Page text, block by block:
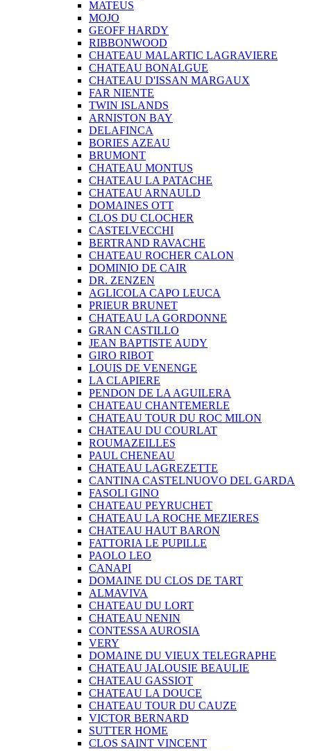
MATEUS
MOJO
GEOFF HARDY
RIBBONWOOD
CHATEAU MALARTIC LAGRAVIERE
CHATEAU BONALGUE
CHATEAU D'ISSAN MARGAUX
FAR NIENTE
TWIN ISLANDS
ARNISTON BAY
DELAFINCA
BORIES AZEAU
BRUMONT
CHATEAU MONTUS
CHATEAU LA PATACHE
CHATEAU ARNAULD
DOMAINES OTT
CLOS DU CLOCHER
CASTELVECCHI
BERTRAND RAVACHE
CHATEAU ROCHER CALON
DOMINIO DE CAIR
DR. ZENZEN
AGLICOLA CAPO LEUCA
PRIEUR BRUNET
CHATEAU LA GORDONNE
GRAN CASTILLO
JEAN BAPTISTE AUDY
GIRO RIBOT
LOUIS DE VENENGE
LA CLAPIERE
PENDON DE LA AGUILERA
CHATEAU CHANTEMERLE
CHATEAU TOUR DU ROC MILON
CHATEAU DU COURLAT
ROUMAZEILLES
PAUL CHENEAU
CHATEAU LAGREZETTE
CANTINA CASTELNUOVO DEL GARDA
FASOLI GINO
CHATEAU PEYRUCHET
CHATEAU LA ROCHE MEZIERES
CHATEAU HAUT BARON
FATTORIA LE PUPILLE
PAOLO LEO
CANAPI
DOMAINE DU CLOS DE TART
ALMAVIVA
CHATEAU DU LORT
CHATEAU NENIN
CONTESSA AUROSIA
VERY
DOMAINE DU VIEUX TELEGRAPHE
CHATEAU JALOUSIE BEAULIE
CHATEAU GASSIOT
CHATEAU LA DOUCE
CHATEAU TOUR DU CAUZE
VICTOR BERNARD
SUTTER HOME
CLOS SAINT VINCENT